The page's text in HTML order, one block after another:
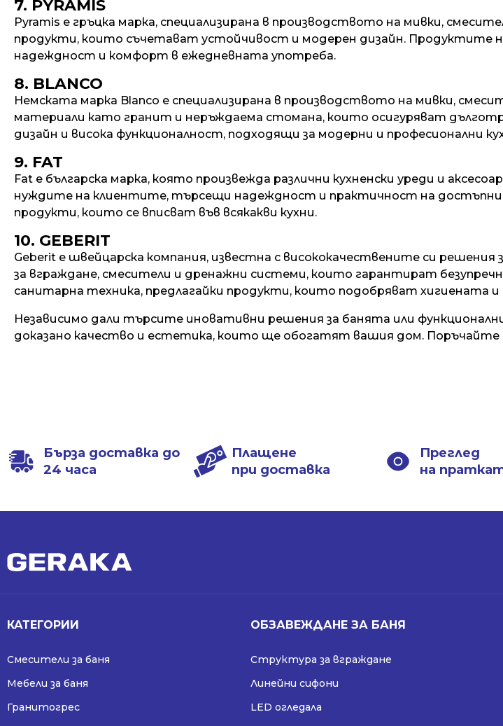
7. PYRAMIS
Pyramis е гръцка марка, специализирана в производството на мивки,
продукти, които съчетават устойчивост и модерен дизайн. Продуктите
надеждност и комфорт в ежедневната употреба.
8. BLANCO
Немската марка Blanco е специализирана в производството на мивки,
материали като гранит и неръждаема стомана, които осигуряват
дизайн и висока функционалност, подходящи за модерни и професионални
9. FAT
Fat е българска марка, която произвежда различни кухненски уреди и
нуждите на клиентите, търсещи надеждност и практичност на
продукти, които се вписват във всякакви кухни.
10. GEBERIT
Geberit е швейцарска компания, известна с висококачествените си
за вграждане, смесители и дренажни системи, които гарантират
санитарна техника, предлагайки продукти, които подобряват хигиената
Независимо дали търсите иновативни решения за банята или
доказано качество и естетика, които ще обогатят вашия дом. Поръчайте
Бърза доставка до
24 часа
Плащене
при доставка
Преглед
на
КАТЕГОРИИ
Смесители за баня
Мебели за баня
Гранитогрес
ОБЗАВЕЖДАНЕ ЗА БАНЯ
Структура за вграждане
Линейни сифони
LED огледала